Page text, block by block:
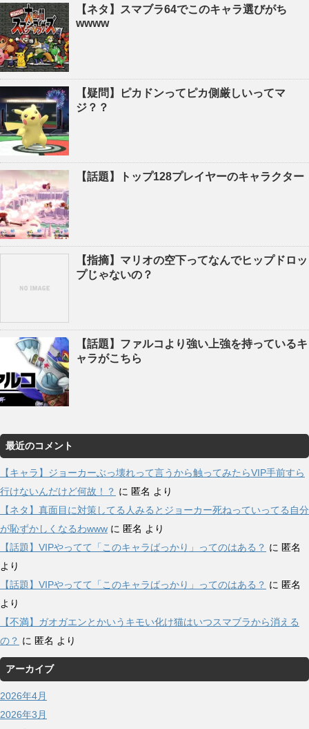
【ネタ】スマブラ64でこのキャラ選びがち
wwww
【疑問】ピカドンってピカ側厳しいってマ
ジ？？
【話題】トップ128プレイヤーのキャラクター
【指摘】マリオの空下ってなんでヒップドロッ
プじゃないの？
【話題】ファルコより強い上強を持っているキ
ャラがこちら
最近のコメント
【キャラ】ジョーカーぶっ壊れって言うから触ってみたらVIP手前すら
行けないんだけど何故！？ に 匿名 より
【ネタ】真面目に対策してる人みるとジョーカー死ねっていってる自分
が恥ずかしくなるわwww に 匿名 より
【話題】VIPやってて「このキャラばっかり」ってのはある？ に 匿名
より
【話題】VIPやってて「このキャラばっかり」ってのはある？ に 匿名
より
【不満】ガオガエンとかいうキモい化け猫はいつスマブラから消える
の？ に 匿名 より
アーカイブ
2026年4月
2026年3月